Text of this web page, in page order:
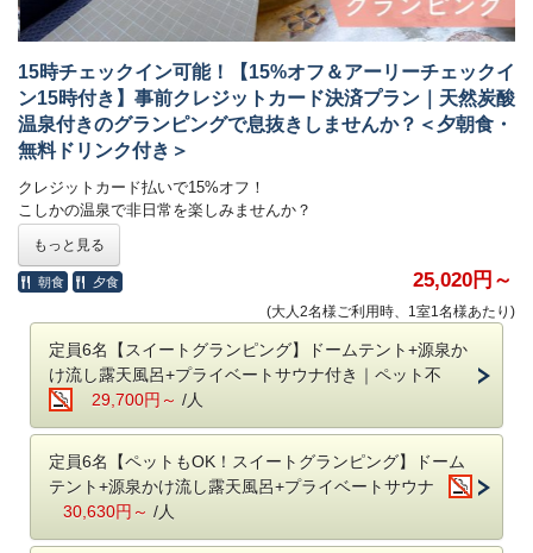
⭐️
温泉旅館グランピング
アーリーチェックイン 17時→16時 1棟3,300円
レイトチェックアウト 10時→11時 1棟3,300円（1日3組限定）
⭐️​スイートグランピング、スタンダードグランピング
アーリーチェックイン 17時→16時無料！
さらに15時のアーリーチェックインも可能：1棟3,300円
レイトチェックアウト10時→11時 1棟3,300円（1日3組限定）
■温泉について
お部屋内についたお風呂は完全貸切で24時間いつでもご入浴いただけま
す。
お風呂の周りは壁があり、他の部屋からは見えませんので安心してお楽
●持ち込みは自由
持ち込み料は不要。お好きな食材をお持ちください。
※焚き火を利用しての調理はご遠慮ください
■送迎について
鹿児島空港及び国分駅まで無料送迎（要予約）
予約時の備考欄に希望の送迎時間をご記入ください。
チェックイン前：15時、16時、17時、18時、19時
・冷蔵庫
・USBコンセント完備
・虫除け電磁波
・ランタン
■浴槽は貴重な鹿児島の加治木石を使用
断熱性・保湿性に優れた鹿児島の名石、加治木石で造りました。
寝湯スタイルで背もたれを斜めに造り、よりゆっくりと温泉を楽しめる
ようにしています。
■お子様のご宿泊について
小学生、幼児共に宿泊代は無料です。
ベビーベッドの設置はできません。
※小学生（食事・布団あり）となっておりますが本プランには食事の提
供はございません。
■チェックイン時間について
チェックイン：17時～20時 / チェックアウト：11時
15時チェックイン可能！【15%オフ＆アーリーチェックイ
ン15時付き】事前クレジットカード決済プラン｜天然炭酸
温泉付きのグランピングで息抜きしませんか？＜夕朝食・
無料ドリンク付き＞
クレジットカード払いで15%オフ！
こしかの温泉で非日常を楽しみませんか？
**ご予約確定時点よりキャンセル料金100%が発生します**
※表示されている金額が割引後の料金です
ご利用条件：
ご予約時にクレジットカード払いでご予約ください
キャンセルの場合：
キャンセル料金をいただいたお客様には、
次回ご利用いただけるご優待券をお渡ししております。
＜チェックイン：
もっと見る
朝食 夕食 25,020円～
(大人2名様ご利用時、1室1名様あたり)
定員6名【スイートグランピング】ドームテント+源泉か
け流し露天風呂+プライベートサウナ付き｜ペット不
29,700円～ /人
定員6名【ペットもOK！スイートグランピング】ドーム
テント+源泉かけ流し露天風呂+プライベートサウナ
30,630円～ /人